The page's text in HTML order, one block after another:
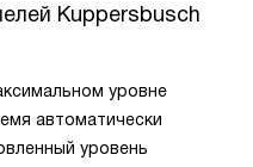
Kuppersbusch
уровне
автоматически
уровень